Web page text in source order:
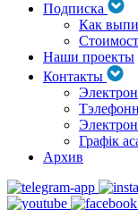
Подписка
Как
Наши проекты
Контакты
Графік
Архив